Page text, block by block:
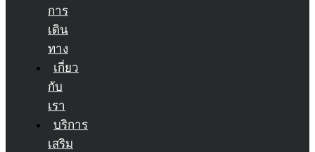
การ
เดิน
ทาง
เกี่ยว
กับ
เรา
บริการ
เสริม